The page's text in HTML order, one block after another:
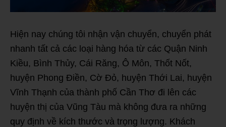
Hiện nay chúng tôi nhận vận chuyển, chuyển phát
nhanh tất cả các loại hàng hóa từ các Quận Ninh
Kiều, Bình Thủy, Cái Răng, Ô Môn, Thốt Nốt,
huyện Phong Điền, Cờ Đỏ, huyện Thới Lai, huyện
Vĩnh Thạnh của thành phố Cần Thơ đi lên các
huyện thị của Vũng Tàu mà không đưa ra những
quy định về kích thước và trọng lượng. Khách